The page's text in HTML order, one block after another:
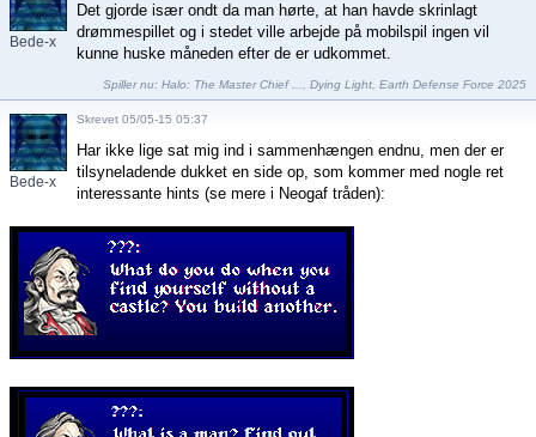
Bede-x
Det gjorde især ondt da man hørte, at han havde skrinlagt
drømmespillet og i stedet ville arbejde på mobilspil ingen vil
kunne huske måneden efter de er udkommet.
Spiller nu: Halo: The Master Chief ... Dying Light Earth Defense Force 2025
Bede-x
Skrevet 05/05-15 05:37
Har ikke lige sat mig ind i sammenhængen endnu, men der er
tilsyneladende dukket en side op, som kommer med nogle ret
interessante hints (se mere i Neogaf tråden):